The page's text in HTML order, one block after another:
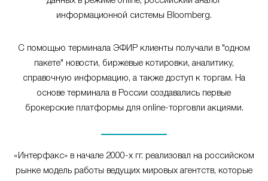
информационной системы Bloomberg.
С помощью терминала ЭФИР клиенты получали в "одном
пакете" новости, биржевые котировки, аналитику,
справочную информацию, а также доступ к торгам. На
основе терминала в России создавались первые
брокерские платформы для online-торговли акциями.
«Интерфакс» в начале 2000-х гг. реализовал на российском
рынке модель работы ведущих мировых агентств, которые